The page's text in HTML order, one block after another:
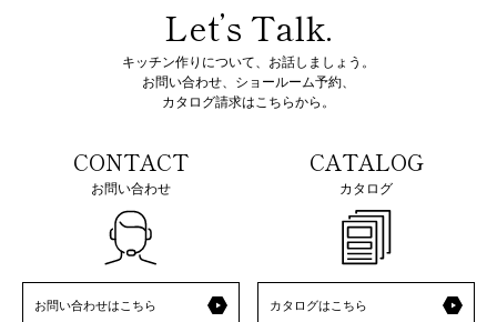
Let’s Talk.
キッチン作りについて、お話しましょう。
お問い合わせ、ショールーム予約、
カタログ請求はこちらから。
CONTACT
お問い合わせ
お問い合わせはこちら
CATALOG
カタログ
カタログはこちら